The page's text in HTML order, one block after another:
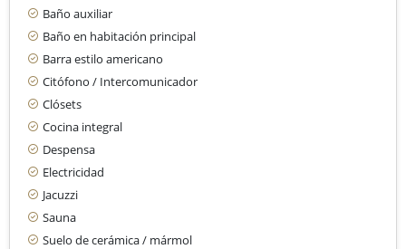
Baño auxiliar
Baño en habitación principal
Barra estilo americano
Citófono / Intercomunicador
Clósets
Cocina integral
Despensa
Electricidad
Jacuzzi
Sauna
Suelo de cerámica / mármol